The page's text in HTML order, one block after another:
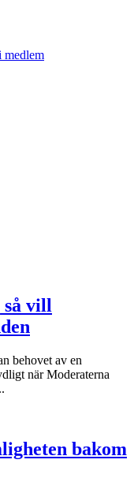
medlem
så vill
behovet av en
när Moderaterna
bakom